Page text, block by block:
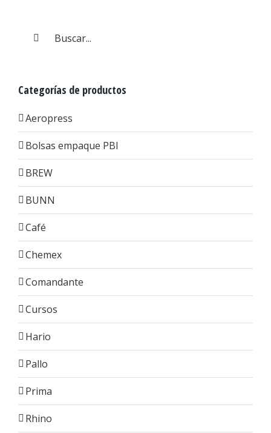
Categorías de productos
Aeropress
Bolsas empaque PBI
BREW
BUNN
Café
Chemex
Comandante
Cursos
Hario
Pallo
Prima
Rhino